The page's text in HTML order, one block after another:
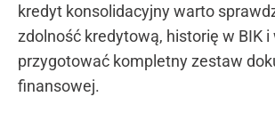
kredyt konsolidacyjny warto
zdolność kredytową, historię w BIK
przygotować kompletny zestaw
finansowej.